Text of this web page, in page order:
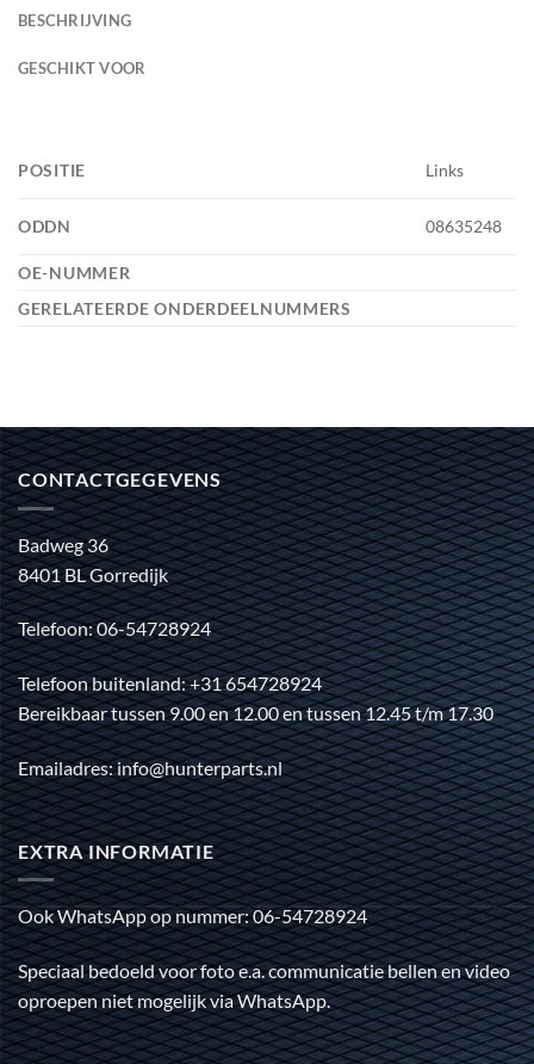
BESCHRIJVING
GESCHIKT VOOR
POSITIE Links
ODDN 08635248
OE-NUMMER
GERELATEERDE ONDERDEELNUMMERS
CONTACTGEGEVENS
Badweg 36
8401 BL Gorredijk
Telefoon: 06-54728924
Telefoon buitenland: +31 654728924
Bereikbaar tussen 9.00 en 12.00 en tussen 12.45 t/m 17.30
Emailadres: info@hunterparts.nl
EXTRA INFORMATIE
Ook WhatsApp op nummer: 06-54728924
Speciaal bedoeld voor foto e.a. communicatie bellen en video
oproepen niet mogelijk via WhatsApp.